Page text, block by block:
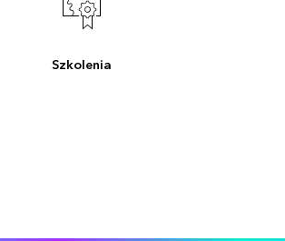
Szkolenia